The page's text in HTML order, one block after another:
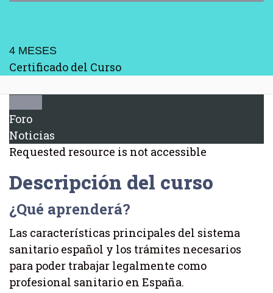
4 MESES
Certificado del Curso
Foro
Noticias
Requested resource is not accessible
Descripción del curso
¿Qué aprenderá?
Las características principales del sistema
sanitario español y los trámites necesarios
para poder trabajar legalmente como
profesional sanitario en España.